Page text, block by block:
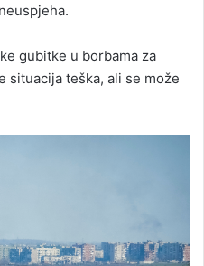
gubitke u borbama za
situacija teška, ali se može